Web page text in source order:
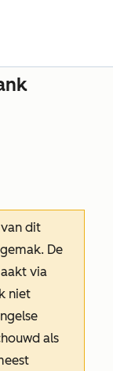
dit
De
via
niet
als